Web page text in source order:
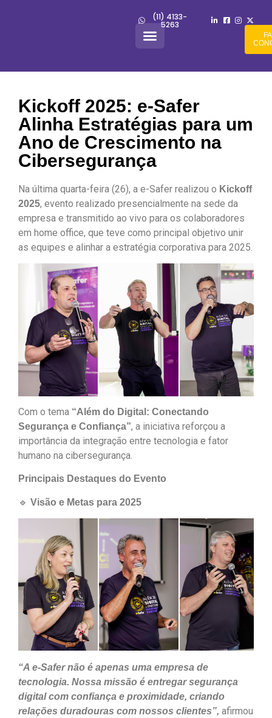
(11) 4133-
5263
Kickoff 2025: e-Safer
Alinha Estratégias para um
Ano de Crescimento na
Cibersegurança
Na última quarta-feira (26), a e-Safer realizou o Kickoff
2025, evento realizado presencialmente na sede da
empresa e transmitido ao vivo para os colaboradores
em home office, que teve como principal objetivo unir
as equipes e alinhar a estratégia corporativa para 2025.
Com o tema “Além do Digital: Conectando
Segurança e Confiança”, a iniciativa reforçou a
importância da integração entre tecnologia e fator
humano na cibersegurança.
Principais Destaques do Evento
🔹 Visão e Metas para 2025
“A e-Safer não é apenas uma empresa de
tecnologia. Nossa missão é entregar segurança
digital com confiança e proximidade, criando
relações duradouras com nossos clientes”, afirmou